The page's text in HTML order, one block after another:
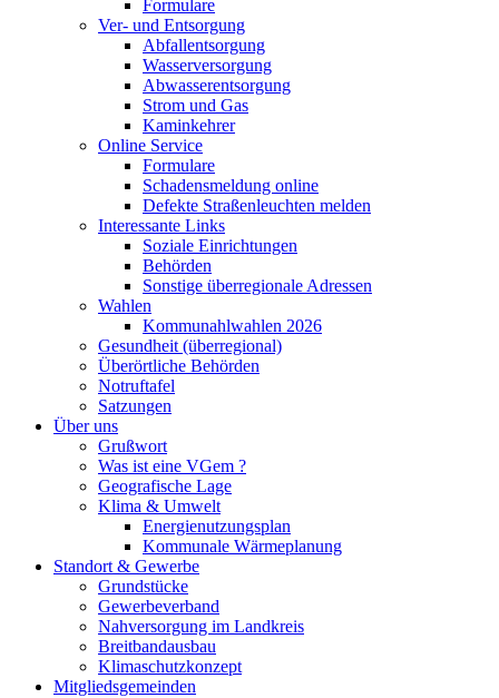
Formulare
Ver- und Entsorgung
Abfallentsorgung
Wasserversorgung
Abwasserentsorgung
Strom und Gas
Kaminkehrer
Online Service
Formulare
Schadensmeldung online
Defekte Straßenleuchten melden
Interessante Links
Soziale Einrichtungen
Behörden
Sonstige überregionale Adressen
Wahlen
Kommunahlwahlen 2026
Gesundheit (überregional)
Überörtliche Behörden
Notruftafel
Satzungen
Über uns
Grußwort
Was ist eine VGem ?
Geografische Lage
Klima & Umwelt
Energienutzungsplan
Kommunale Wärmeplanung
Standort & Gewerbe
Grundstücke
Gewerbeverband
Nahversorgung im Landkreis
Breitbandausbau
Klimaschutzkonzept
Mitgliedsgemeinden